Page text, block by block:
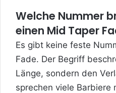
Welche Nummer
einen Mid Taper
Es gibt keine feste
Fade. Der Begriff
Länge, sondern den
sprechen viele Barbiere